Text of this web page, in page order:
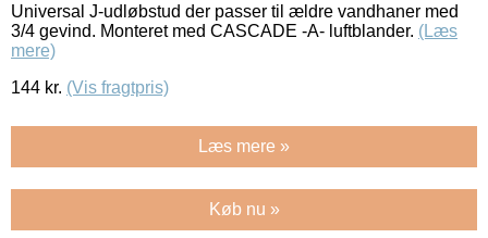
Universal J-udløbstud der passer til ældre vandhaner med
3/4 gevind. Monteret med CASCADE -A- luftblander. (Læs
mere)
144 kr. (Vis fragtpris)
Læs mere »
Køb nu »